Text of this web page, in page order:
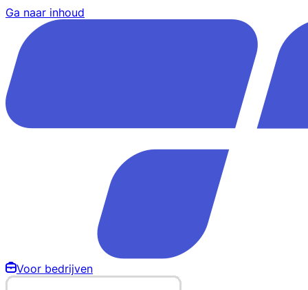
Ga naar inhoud
Voor bedrijven